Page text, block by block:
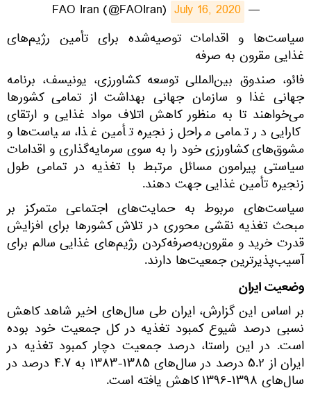
— FAO Iran (@FAOIran)
July 16, 2020
​سیاست‌ها و اقدامات توصیه‌شده برای تأمین رژیم‌های
غذایی مقرون به صرفه
فائو، صندوق بین‌المللی توسعه کشاورزی، یونیسف، برنامه
جهانی غذا و سازمان جهانی بهداشت از تمامی کشورها
می‌خواهند تا به منظور کاهش اتلاف مواد غذایی و ارتقای
کارایی در تمامی مراحل زنجیره تأمین غذا، سیاست‌ها و
مشوق‌های کشاورزی خود را به سوی سرمایه‌گذاری و اقدامات
سیاستی پیرامون مسائل مرتبط با تغذیه در تمامی طول
زنجیره تأمین غذایی جهت دهند.
سیاست‌های مربوط به حمایت‌های اجتماعی متمرکز بر
مبحث تغذیه نقشی محوری در تلاش کشورها برای افزایش
قدرت خرید و مقرون‌به‌صرفه‌کردن رژیم‌های غذایی سالم برای
آسیب‌پذیرترین جمعیت‌ها دارند.
وضعیت ایران
بر اساس این گزارش، ایران طی سال‌های اخیر شاهد کاهش
نسبی درصد شیوع کمبود تغذیه در کل جمعیت خود بوده
است. در این راستا، درصد جمعیت دچار کمبود تغذیه در
ایران از ۵.۲ درصد در سال‌های ۱۳۸۵-۱۳۸۳ به ۴.۷ درصد در
سال‌های ۱۳۹۸-۱۳۹۶ کاهش یافته است.